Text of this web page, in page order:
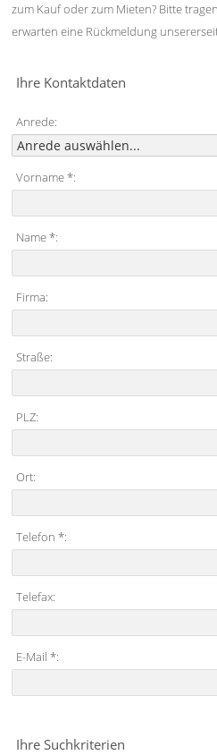
zum Kauf oder zum Mieten? Bitte
erwarten eine Rückmeldung
Ihre Kontaktdaten
Anrede:
Vorname *:
Name *:
Firma:
Straße:
PLZ:
Ort:
Telefon *:
Telefax:
E-Mail *:
Ihre Suchkriterien